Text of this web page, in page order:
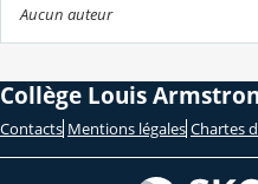
Aucun auteur
Collège Louis
Contacts Mentions légales Chartes